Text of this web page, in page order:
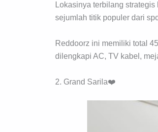
Lokasinya terbilang
sejumlah titik populer dari
Reddoorz ini memiliki total
dilengkapi AC, TV kabel,
2. Grand Sarila❤️